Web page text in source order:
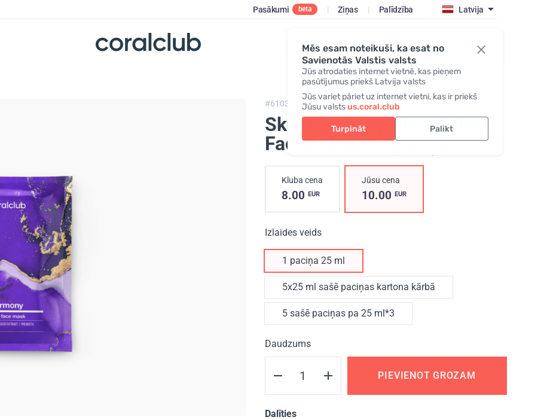
Mēs esam noteikuši, ka esat no
Savienotās Valstis valsts
Jūs atrodaties internet vietnē, kas pieņem
pasūtījumus priekš Latvija valsts
Jūs variet pāriet uz internet vietni, kas ir priekš
Jūsu valstsus.coral.club
Turpināt Palikt
Pasākumi beta | Ziņas | Palīdzība Latvija
Pieslēgties/Reģistrēties
#610301, Skin Harmony Biocellulose Facial Mask
Skin Harmony Biocellulose
Facial Mask, 1 paciņa 25 ml
Kluba cena
8.00 EUR
Jūsu cena
10.00 EUR
Izlaides veids
1 paciņa 25 ml
5х25 ml sašē paciņas kartona kārbā
5 sašē paciņas pa 25 ml*3
Daudzums
PIEVIENOT GROZAM
Dalīties